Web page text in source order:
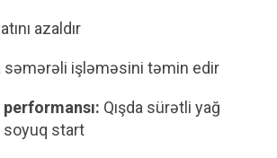
azaldır
səmərəli işləməsini təmin edir
Qışda sürətli yağ
soyuq start